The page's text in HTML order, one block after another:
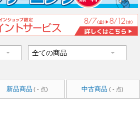
新品商品 ( - 点) 中古商品 ( - 点)